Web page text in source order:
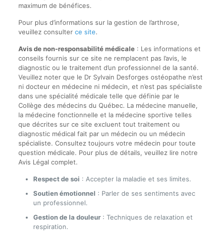
maximum de bénéfices.
Pour plus d’informations sur la gestion de l’arthrose,
veuillez consulter ce site.
Avis de non-responsabilité médicale: Les informations et
conseils fournis sur ce site ne remplacent pas l’avis, le
diagnostic ou le traitement d’un professionnel de la santé.
Veuillez noter que le Dr Sylvain Desforges ostéopathe n’est
ni docteur en médecine ni médecin, et n’est pas spécialiste
dans une spécialité médicale telle que définie par le
Collège des médecins du Québec. La médecine manuelle,
la médecine fonctionnelle et la médecine sportive telles
que décrites sur ce site excluent tout traitement ou
diagnostic médical fait par un médecin ou un médecin
spécialiste. Consultez toujours votre médecin pour toute
question médicale. Pour plus de détails, veuillez lire notre
Avis Légal complet.
Respect de soi : Accepter la maladie et ses limites.
Soutien émotionnel : Parler de ses sentiments avec
un professionnel.
Gestion de la douleur: Techniques de relaxation et
respiration.